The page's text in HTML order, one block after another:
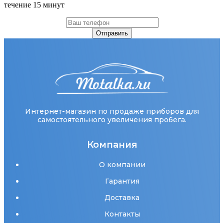
течение 15 минут
Отправить
Интернет-магазин по продаже приборов для
самостоятельного увеличения пробега.
Компания
О компании
Гарантия
Доставка
Контакты